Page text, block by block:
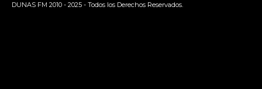
DUNAS FM 2010 - 2025 - Todos los Derechos Reservados.